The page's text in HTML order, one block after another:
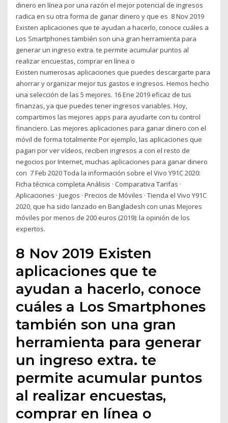
dinero en línea por una razón el mejor potencial de ingresos
radica en su otra forma de ganar dinero y que es 8 Nov 2019
Existen aplicaciones que te ayudan a hacerlo, conoce cuáles a
Los Smartphones también son una gran herramienta para
generar un ingreso extra. te permite acumular puntos al
realizar encuestas, comprar en línea o
Existen numerosas aplicaciones que puedes descargarte para
ahorrar y organizar mejor tus gastos e ingresos. Hemos hecho
una selección de las 5 mejores. 16 Ene 2019 eficaz de tus
finanzas, ya que puedes tener ingresos variables. Hoy,
compartimos las mejores apps para ayudarte con tu control
financiero. Las mejores aplicaciones para ganar dinero con el
móvil de forma totalmente Por ejemplo, las aplicaciones que
pagan por ver vídeos, reciben ingresos a con el resto de
negocios por Internet, muchas aplicaciones para ganar dinero
con 7 Feb 2020 Toda la información sobre el Vivo Y91C 2020:
Ficha técnica completa Análisis · Comparativa Tarifas ·
Aplicaciones · Juegos · Precios de Móviles · Tienda el Vivo Y91C
2020, que ha sido lanzado en Bangladesh con unas Mejores
móviles por menos de 200 euros (2019): la opinión de los
expertos.
8 Nov 2019 Existen
aplicaciones que te
ayudan a hacerlo, conoce
cuáles a Los Smartphones
también son una gran
herramienta para generar
un ingreso extra. te
permite acumular puntos
al realizar encuestas,
comprar en línea o